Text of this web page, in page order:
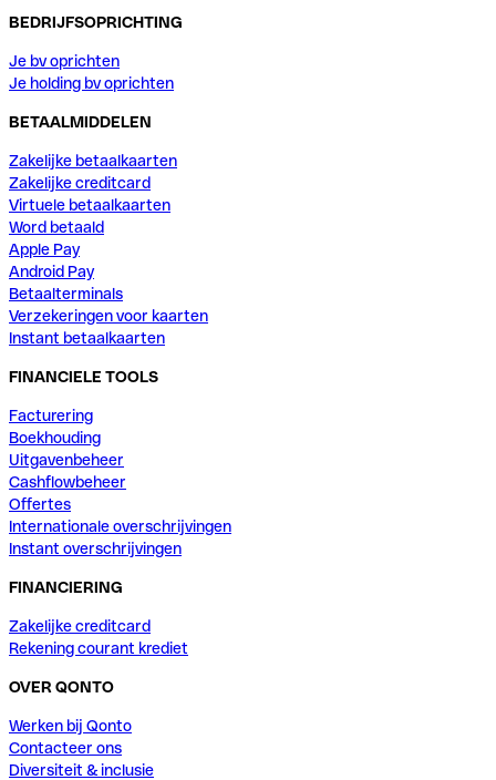
BEDRIJFSOPRICHTING
Je bv oprichten
Je holding bv oprichten
BETAALMIDDELEN
Zakelijke betaalkaarten
Zakelijke creditcard
Virtuele betaalkaarten
Word betaald
Apple Pay
Android Pay
Betaalterminals
Verzekeringen voor kaarten
Instant betaalkaarten
FINANCIELE TOOLS
Facturering
Boekhouding
Uitgavenbeheer
Cashflowbeheer
Offertes
Internationale overschrijvingen
Instant overschrijvingen
FINANCIERING
Zakelijke creditcard
Rekening courant krediet
OVER QONTO
Werken bij Qonto
Contacteer ons
Diversiteit & inclusie